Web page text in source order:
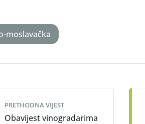
moslavačka
PRETHODNA VIJEST
Obavijest vinogradarima